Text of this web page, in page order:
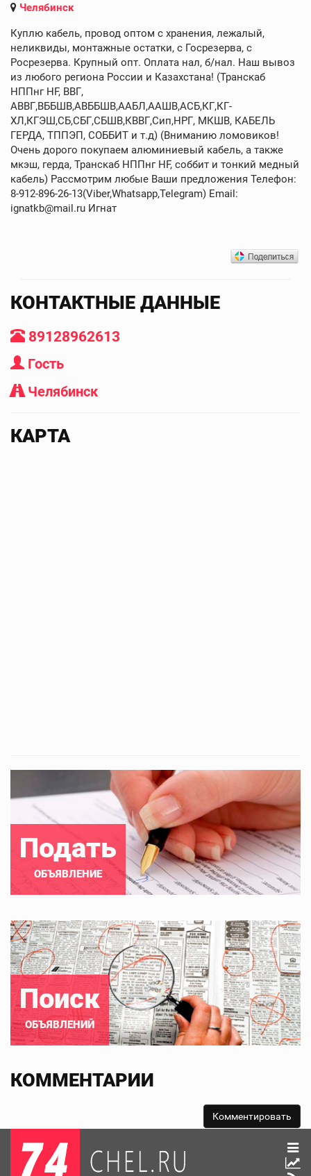
Челябинск
Куплю кабель, провод оптом с хранения, лежалый,
неликвиды, монтажные остатки, с Госрезерва, с
Росрезерва. Крупный опт. Оплата нал, б/нал. Наш вывоз
из любого региона России и Казахстана! (Транскаб
НППнг HF, ВВГ,
АВВГ,ВББШВ,АВББШВ,ААБЛ,ААШВ,АСБ,КГ,КГ-
ХЛ,КГЭШ,СБ,СБГ,СБШВ,КВВГ,Сип,НРГ, МКШВ, КАБЕЛЬ
ГЕРДА, ТППЭП, СОББИТ и т.д) (Вниманию ломовиков!
Очень дорого покупаем алюминиевый кабель, а также
мкэш, герда, Транскаб НППнг HF, соббит и тонкий медный
кабель) Рассмотрим любые Ваши предложения Телефон:
8-912-896-26-13(Viber,Whatsapp,Telegram) Email:
ignatkb@mail.ru Игнат
КОНТАКТНЫЕ ДАННЫЕ
89128962613
Гость
Челябинск
КАРТА
Подать
ОБЪЯВЛЕНИЕ
Поиск
ОБЪЯВЛЕНИЙ
КОММЕНТАРИИ